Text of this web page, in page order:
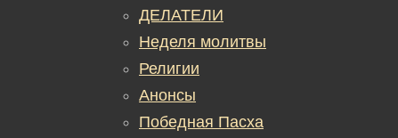
ДЕЛАТЕЛИ
Неделя молитвы
Религии
Анонсы
Победная Пасха